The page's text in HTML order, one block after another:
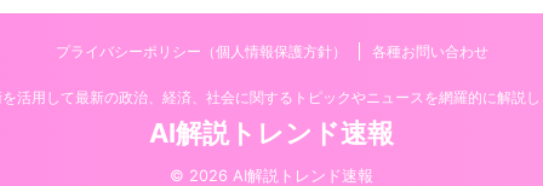
プライバシーポリシー（個人情報保護方針） 各種お問い合わせ
活用して最新の政治、経済、社会に関するトピックやニュースを網羅的に解説
AI解説トレンド速報
© 2026 AI解説トレンド速報